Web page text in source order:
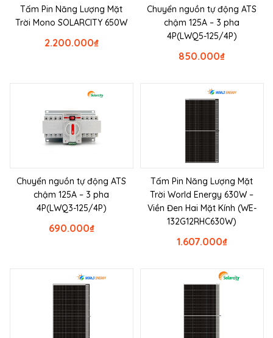
Tấm Pin Năng Lượng Mặt
Trời Mono SOLARCITY 650W
₫
2.200.000
Chuyển nguồn tự động ATS
chậm 125A – 3 pha
4P(LWQ5-125/4P)
₫
850.000
Chuyển nguồn tự động ATS
chậm 125A – 3 pha
4P(LWQ3-125/4P)
₫
690.000
Tấm Pin Năng Lượng Mặt
Trời World Energy 630W –
Viền Đen Hai Mặt Kính (WE-
132G12RHC630W)
₫
1.607.000